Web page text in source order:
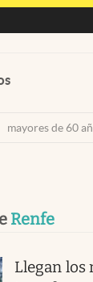
mayores de 60
Renfe
Llegan los